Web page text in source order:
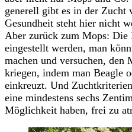
generell gibt es in der Zucht
Gesundheit steht hier nicht
Aber zurück zum Mops: Die
eingestellt werden, man
machen und versuchen, den
kriegen, indem man Beagle
einkreuzt. Und
eine mindestens sechs
Möglichkeit haben, frei zu